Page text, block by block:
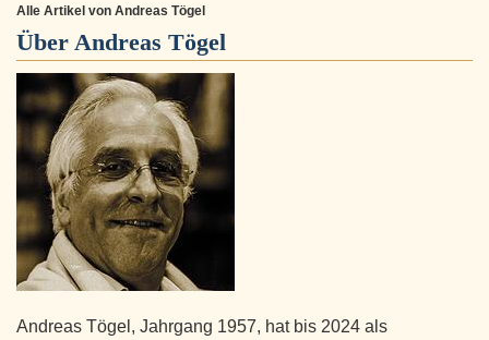
Alle Artikel von Andreas Tögel
Über Andreas Tögel
Andreas Tögel, Jahrgang 1957, hat bis 2024 als